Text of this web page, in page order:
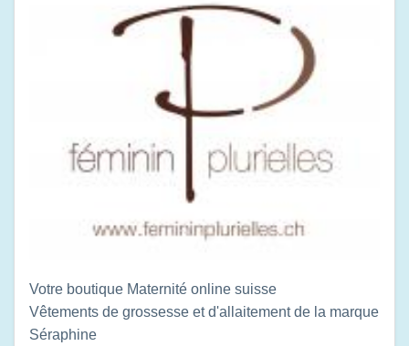
Votre boutique Maternité online suisse
Vêtements de grossesse et d'allaitement de la marque
Séraphine